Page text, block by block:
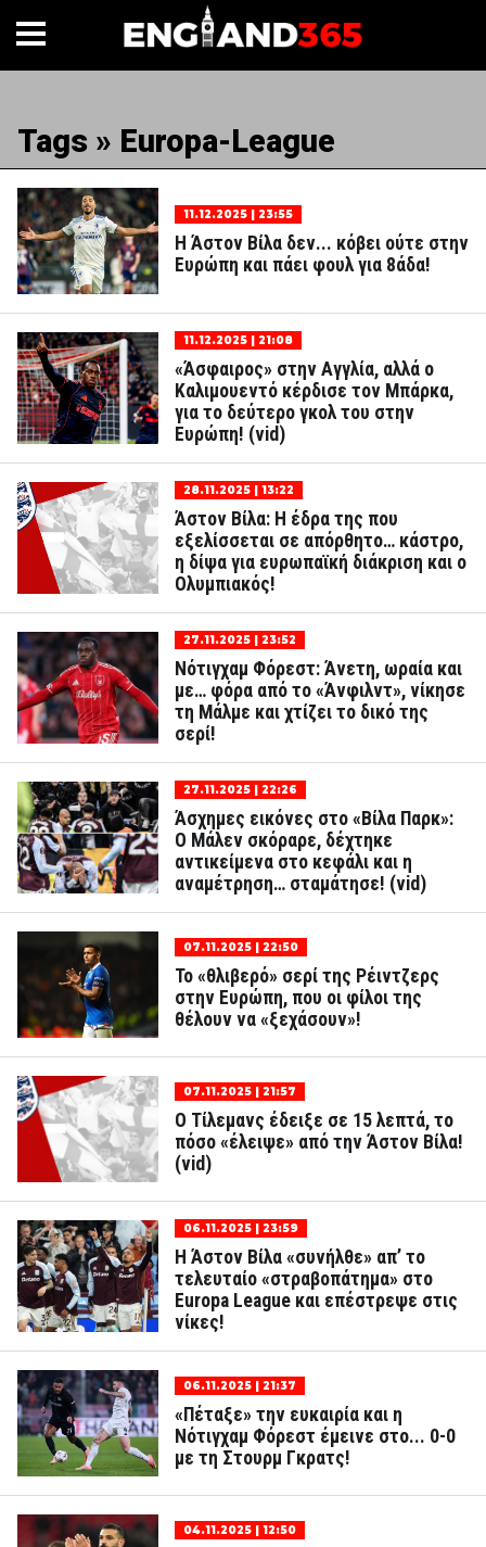
Tags » Europa-League
11.12.2025 | 23:55
Η Άστον Βίλα δεν... κόβει ούτε στην
Ευρώπη και πάει φουλ για 8άδα!
11.12.2025 | 21:08
«Άσφαιρος» στην Αγγλία, αλλά ο
Καλιμουεντό κέρδισε τον Μπάρκα,
για το δεύτερο γκολ του στην
Ευρώπη! (vid)
28.11.2025 | 13:22
Άστον Βίλα: Η έδρα της που
εξελίσσεται σε απόρθητο… κάστρο,
η δίψα για ευρωπαϊκή διάκριση και ο
Ολυμπιακός!
27.11.2025 | 23:52
Νότιγχαμ Φόρεστ: Άνετη, ωραία και
με… φόρα από το «Άνφιλντ», νίκησε
τη Μάλμε και χτίζει το δικό της
σερί!
27.11.2025 | 22:26
Άσχημες εικόνες στο «Βίλα Παρκ»:
Ο Μάλεν σκόραρε, δέχτηκε
αντικείμενα στο κεφάλι και η
αναμέτρηση… σταμάτησε! (vid)
07.11.2025 | 22:50
Το «θλιβερό» σερί της Ρέιντζερς
στην Ευρώπη, που οι φίλοι της
θέλουν να «ξεχάσουν»!
07.11.2025 | 21:57
Ο Τίλεμανς έδειξε σε 15 λεπτά, το
πόσο «έλειψε» από την Άστον Βίλα!
(vid)
06.11.2025 | 23:59
Η Άστον Βίλα «συνήλθε» απ’ το
τελευταίο «στραβοπάτημα» στο
Europa League και επέστρεψε στις
νίκες!
06.11.2025 | 21:37
«Πέταξε» την ευκαιρία και η
Νότιγχαμ Φόρεστ έμεινε στο... 0-0
με τη Στουρμ Γκρατς!
04.11.2025 | 12:50